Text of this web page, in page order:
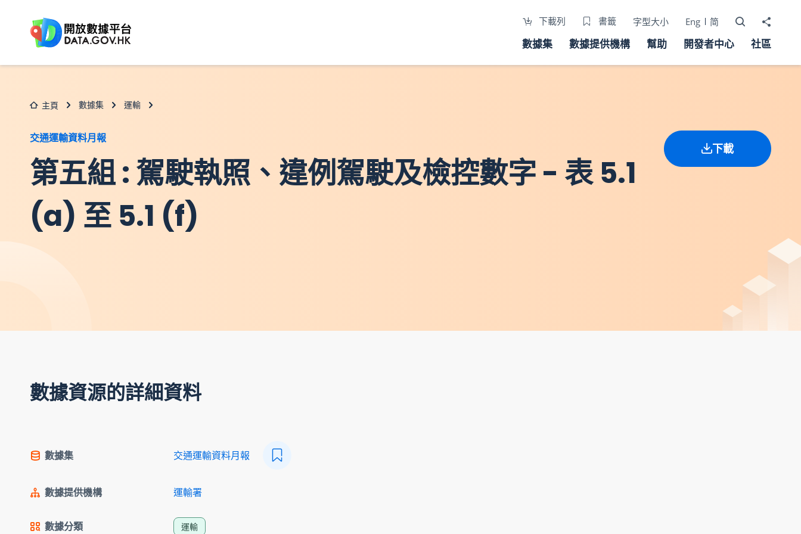
下載列 書籤 字型大小 Eng 简 打開搜尋器
分享至
數據集 數據提供機構 幫助 開發者中心 社區
主頁 數據集 運輸
交通運輸資料月報
第五組 : 駕駛執照、違例駕駛及檢控數字 - 表 5.1
(a) 至 5.1 (f)
下載
數據資源的詳細資料
數據集 交通運輸資料月報
數據提供機構 運輸署
數據分類 運輸